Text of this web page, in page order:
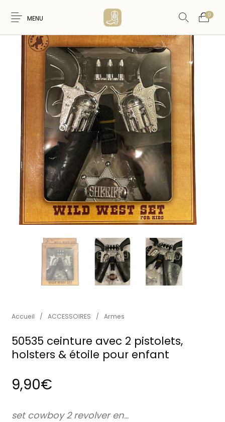
MENU 0
Nouveaux
Produits
FEMME HOMME
WESTERN &
COUNTRY
ARTISANAT
AMERINDIEN
ACCESSOIRES CEINTURES CARTES CADEAUX
Accueil / ACCESSOIRES / Armes
50535 ceinture avec 2 pistolets,
holsters & étoile pour enfant
9,90€
set cowboy 2 revolver en…